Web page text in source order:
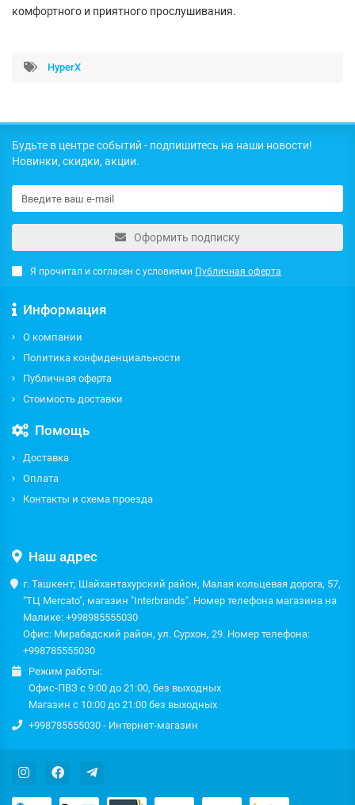
комфортного и приятного прослушивания.
HyperX
Будьте в центре событий - подпишитесь на наши новости!
Новинки, скидки, акции.
Оформить подписку
Я прочитал и согласен с условиями Публичная оферта
Информация
О компании
Политика конфиденциальности
Публичная оферта
Стоимость доставки
Помощь
Доставка
Оплата
Контакты и схема проезда
Наш адрес
г. Ташкент, Шайхантахурский район, Малая кольцевая дорога, 57,
"ТЦ Mercato", магазин "Interbrands". Номер телефона магазина на
Малике: +998985555030
Офис: Мирабадский район, ул. Сурхон, 29. Номер телефона:
+998785555030
Режим работы:
Офис-ПВЗ с 9:00 до 21:00, без выходных
Магазин с 10:00 до 21:00 без выходных
+998785555030 - Интернет-магазин